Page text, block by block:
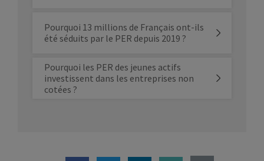
Pourquoi 13 millions de Français ont-ils
été séduits par le PER depuis 2019 ?
Pourquoi les PER des jeunes actifs
investissent dans les entreprises non
cotées ?